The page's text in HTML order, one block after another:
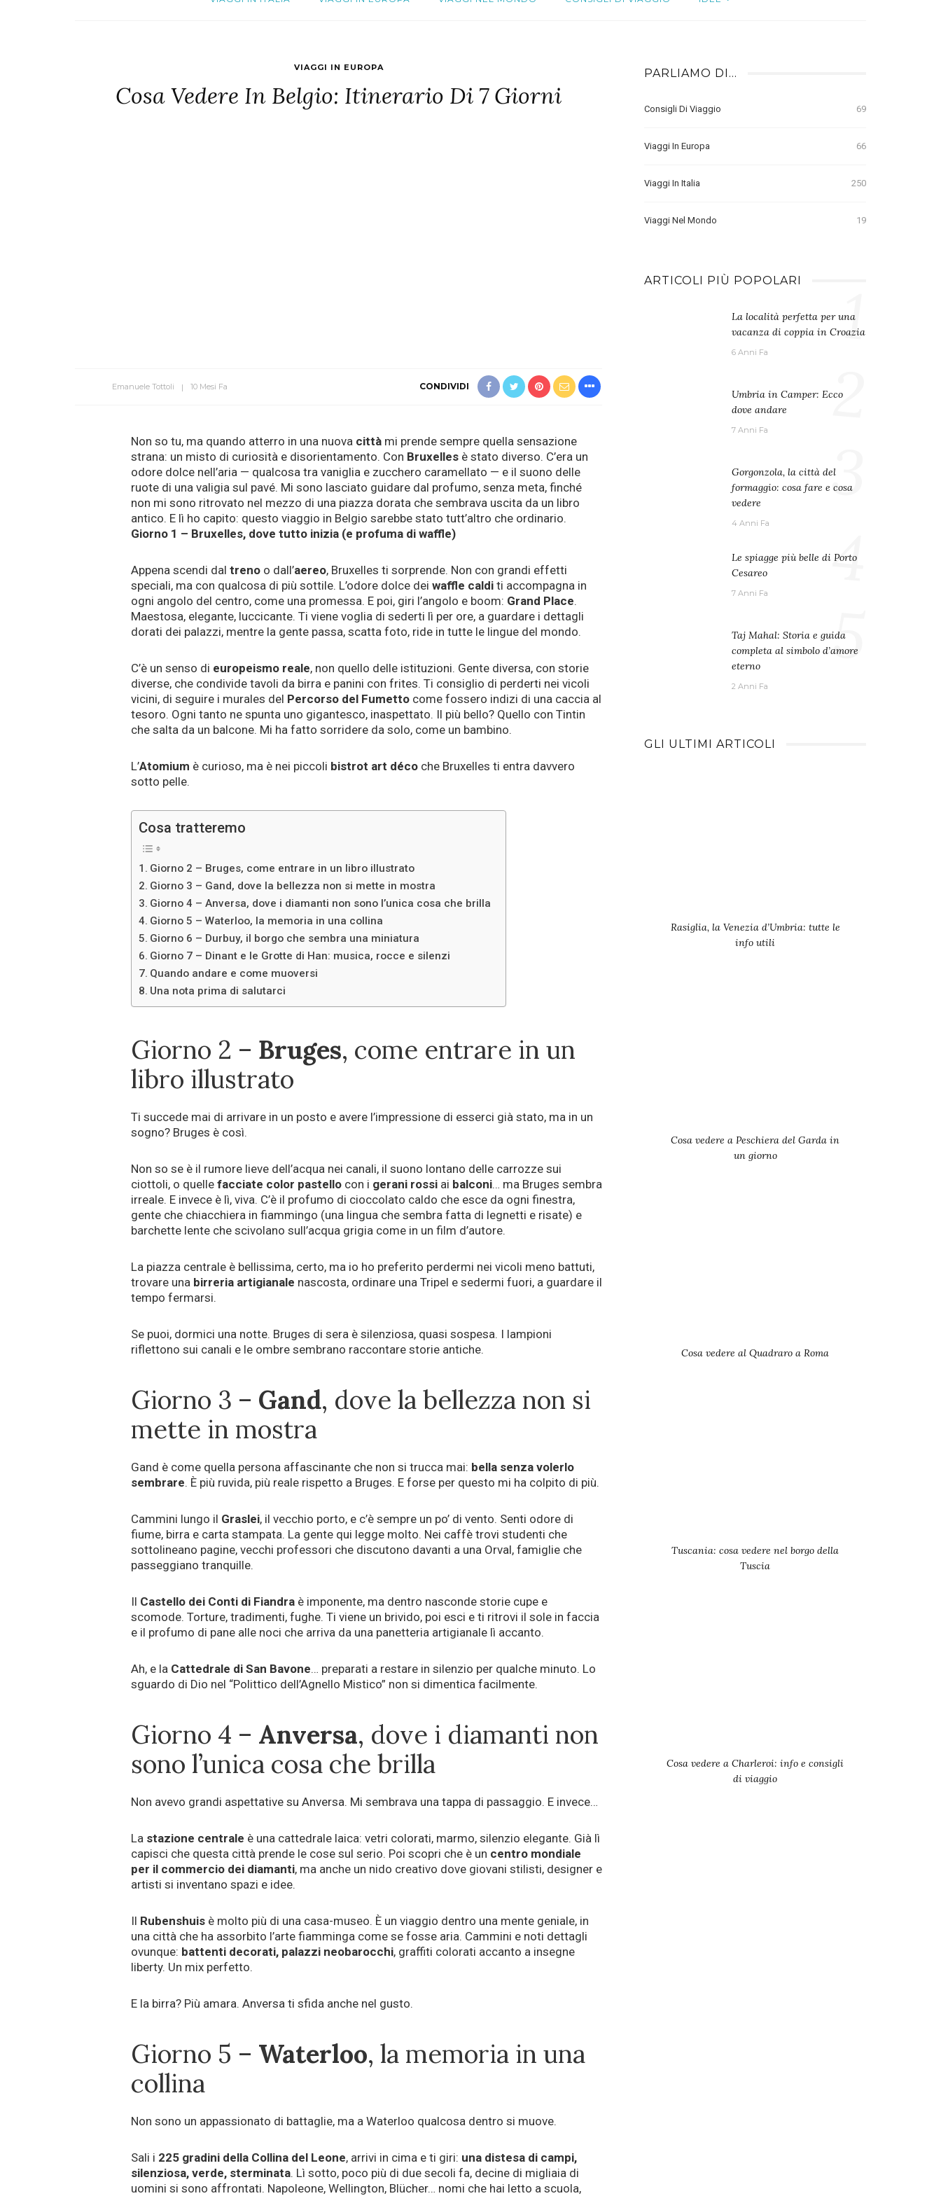
VIAGGI IN EUROPA
Cosa Vedere In Belgio: Itinerario Di 7 Giorni
Emanuele Tottoli 10 Mesi Fa CONDIVIDI
Non so tu, ma quando atterro in una nuova città mi prende sempre quella sensazione
strana: un misto di curiosità e disorientamento. Con Bruxelles è stato diverso. C’era un
odore dolce nell’aria — qualcosa tra vaniglia e zucchero caramellato — e il suono delle
ruote di una valigia sul pavé. Mi sono lasciato guidare dal profumo, senza meta, finché
non mi sono ritrovato nel mezzo di una piazza dorata che sembrava uscita da un libro
antico. E lì ho capito: questo viaggio in Belgio sarebbe stato tutt’altro che ordinario.
Giorno 1 – Bruxelles, dove tutto inizia (e profuma di waffle)
Appena scendi dal treno o dall’aereo, Bruxelles ti sorprende. Non con grandi effetti
speciali, ma con qualcosa di più sottile. L’odore dolce dei waffle caldi ti accompagna in
ogni angolo del centro, come una promessa. E poi, giri l’angolo e boom: Grand Place.
Maestosa, elegante, luccicante. Ti viene voglia di sederti lì per ore, a guardare i dettagli
dorati dei palazzi, mentre la gente passa, scatta foto, ride in tutte le lingue del mondo.
C’è un senso di europeismo reale, non quello delle istituzioni. Gente diversa, con storie
diverse, che condivide tavoli da birra e panini con frites. Ti consiglio di perderti nei vicoli
vicini, di seguire i murales del Percorso del Fumetto come fossero indizi di una caccia al
tesoro. Ogni tanto ne spunta uno gigantesco, inaspettato. Il più bello? Quello con Tintin
che salta da un balcone. Mi ha fatto sorridere da solo, come un bambino.
L’Atomium è curioso, ma è nei piccoli bistrot art déco che Bruxelles ti entra davvero
sotto pelle.
Cosa tratteremo
Giorno 2 – Bruges, come entrare in un libro illustrato
Giorno 3 – Gand, dove la bellezza non si mette in mostra
Giorno 4 – Anversa, dove i diamanti non sono l’unica cosa che brilla
Giorno 5 – Waterloo, la memoria in una collina
Giorno 6 – Durbuy, il borgo che sembra una miniatura
Giorno 7 – Dinant e le Grotte di Han: musica, rocce e silenzi
Quando andare e come muoversi
Una nota prima di salutarci
Giorno 2 – Bruges, come entrare in un
libro illustrato
Ti succede mai di arrivare in un posto e avere l’impressione di esserci già stato, ma in un
sogno? Bruges è così.
Non so se è il rumore lieve dell’acqua nei canali, il suono lontano delle carrozze sui
ciottoli, o quelle facciate color pastello con i gerani rossi ai balconi… ma Bruges sembra
irreale. E invece è lì, viva. C’è il profumo di cioccolato caldo che esce da ogni finestra,
gente che chiacchiera in fiammingo (una lingua che sembra fatta di legnetti e risate) e
barchette lente che scivolano sull’acqua grigia come in un film d’autore.
La piazza centrale è bellissima, certo, ma io ho preferito perdermi nei vicoli meno battuti,
trovare una birreria artigianale nascosta, ordinare una Tripel e sedermi fuori, a guardare il
tempo fermarsi.
Se puoi, dormici una notte. Bruges di sera è silenziosa, quasi sospesa. I lampioni
riflettono sui canali e le ombre sembrano raccontare storie antiche.
Giorno 3 – Gand, dove la bellezza non si
mette in mostra
Gand è come quella persona affascinante che non si trucca mai: bella senza volerlo
sembrare. È più ruvida, più reale rispetto a Bruges. E forse per questo mi ha colpito di più.
Cammini lungo il Graslei, il vecchio porto, e c’è sempre un po’ di vento. Senti odore di
fiume, birra e carta stampata. La gente qui legge molto. Nei caffè trovi studenti che
sottolineano pagine, vecchi professori che discutono davanti a una Orval, famiglie che
passeggiano tranquille.
Il Castello dei Conti di Fiandra è imponente, ma dentro nasconde storie cupe e
scomode. Torture, tradimenti, fughe. Ti viene un brivido, poi esci e ti ritrovi il sole in faccia
e il profumo di pane alle noci che arriva da una panetteria artigianale lì accanto.
Ah, e la Cattedrale di San Bavone… preparati a restare in silenzio per qualche minuto. Lo
sguardo di Dio nel “Polittico dell’Agnello Mistico” non si dimentica facilmente.
Giorno 4 – Anversa, dove i diamanti non
sono l’unica cosa che brilla
Non avevo grandi aspettative su Anversa. Mi sembrava una tappa di passaggio. E invece…
La stazione centrale è una cattedrale laica: vetri colorati, marmo, silenzio elegante. Già lì
capisci che questa città prende le cose sul serio. Poi scopri che è un centro mondiale
per il commercio dei diamanti, ma anche un nido creativo dove giovani stilisti, designer e
artisti si inventano spazi e idee.
Il Rubenshuis è molto più di una casa-museo. È un viaggio dentro una mente geniale, in
una città che ha assorbito l’arte fiamminga come se fosse aria. Cammini e noti dettagli
ovunque: battenti decorati, palazzi neobarocchi, graffiti colorati accanto a insegne
liberty. Un mix perfetto.
E la birra? Più amara. Anversa ti sfida anche nel gusto.
Giorno 5 – Waterloo, la memoria in una
collina
Non sono un appassionato di battaglie, ma a Waterloo qualcosa dentro si muove.
Sali i 225 gradini della Collina del Leone, arrivi in cima e ti giri: una distesa di campi,
silenziosa, verde, sterminata. Lì sotto, poco più di due secoli fa, decine di migliaia di
uomini si sono affrontati. Napoleone, Wellington, Blücher… nomi che hai letto a scuola,
PARLIAMO DI…
Consigli Di Viaggio 69
Viaggi In Europa 66
Viaggi In Italia 250
Viaggi Nel Mondo 19
ARTICOLI PIÙ POPOLARI
La località perfetta per una
vacanza di coppia in Croazia
6 Anni Fa 1
Umbria in Camper: Ecco
dove andare
7 Anni Fa 2
Gorgonzola, la città del
formaggio: cosa fare e cosa
vedere
4 Anni Fa
3
Le spiagge più belle di Porto
Cesareo
7 Anni Fa 4
Taj Mahal: Storia e guida
completa al simbolo d’amore
eterno
2 Anni Fa
5
GLI ULTIMI ARTICOLI
Rasiglia, la Venezia d’Umbria: tutte le
info utili
Cosa vedere a Peschiera del Garda in
un giorno
Cosa vedere al Quadraro a Roma
Tuscania: cosa vedere nel borgo della
Tuscia
Cosa vedere a Charleroi: info e consigli
di viaggio